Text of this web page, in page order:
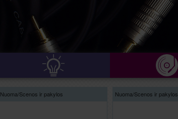
Nuoma/Scenos ir pakylos Nuoma/Scenos ir pakylos